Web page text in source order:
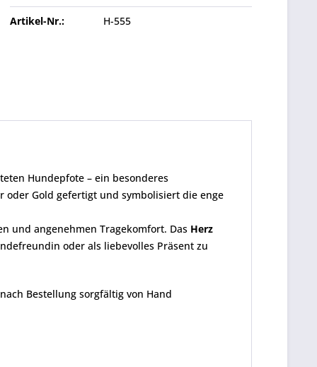
Artikel-Nr.: H-555
Hundepfote – ein besonderes
oder Gold gefertigt und symbolisiert die enge
und angenehmen Tragekomfort. Das Herz
oder als liebevolles Präsent zu
nach Bestellung sorgfältig von Hand